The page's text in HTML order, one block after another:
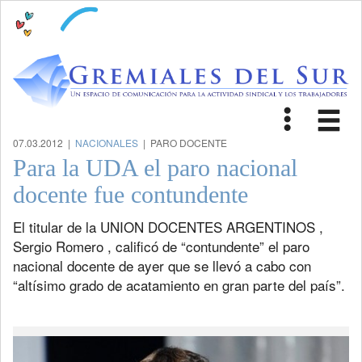
Toggle
07.03.2012 | NACIONALES | PARO DOCENTE
Para la UDA el paro nacional
docente fue contundente
El titular de la UNION DOCENTES ARGENTINOS ,
Sergio Romero , calificó de “contundente” el paro
nacional docente de ayer que se llevó a cabo con
“altísimo grado de acatamiento en gran parte del país”.
Previous Next